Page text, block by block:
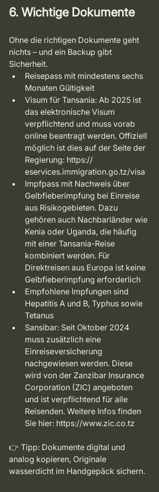
6. Wichtige Dokumente
Ohne die richtigen Dokumente geht
nichts – und ein Backup gibt
Sicherheit.
Reisepass mit mindestens sechs
Monaten Gültigkeit
Visum für Tansania: Ab 2025 ist
das elektronische Visum
verpflichtend und muss vorab
online beantragt werden. Offiziell
möglich ist dies auf der Seite der
Regierung: https://
eservices.immigration.go.tz/visa
Impfpass mit Nachweis über
Gelbfieberimpfung bei Einreise
aus Risikogebieten. Dazu
gehören auch Nachbarländer wie
Kenia oder Uganda, die häufig
mit einer Tansania-Reise
kombiniert werden. Für
Direktreisen aus Europa ist keine
Gelbfieberimpfung erforderlich
Empfohlene Impfungen sind
Hepatitis A und B, Typhus sowie
Tetanus
Sansibar: Seit Oktober 2024
muss zusätzlich eine
Einreiseversicherung
nachgewiesen werden. Diese
wird von der Zanzibar Insurance
Corporation (ZIC) angeboten
und ist verpflichtend für alle
Reisenden. Weitere Infos finden
Sie hier: https://www.zic.co.tz
👉 Tipp: Dokumente digital und
analog kopieren, Originale
wasserdicht im Handgepäck sichern.